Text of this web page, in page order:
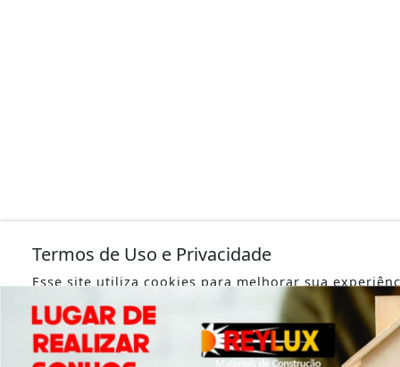
Termos de Uso e Privacidade
Esse site utiliza cookies para melhorar sua
o acesso, entendemos que você concorda com
Privacidade.
PARA MAIS INFORMAÇÕES, ACESSE NOSSOS TERMOS